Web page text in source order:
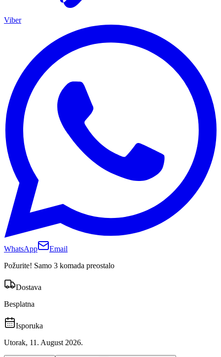
Viber
WhatsApp
Email
Požurite! Samo 3 komada preostalo
Dostava
Besplatna
Isporuka
Utorak, 11. August 2026.